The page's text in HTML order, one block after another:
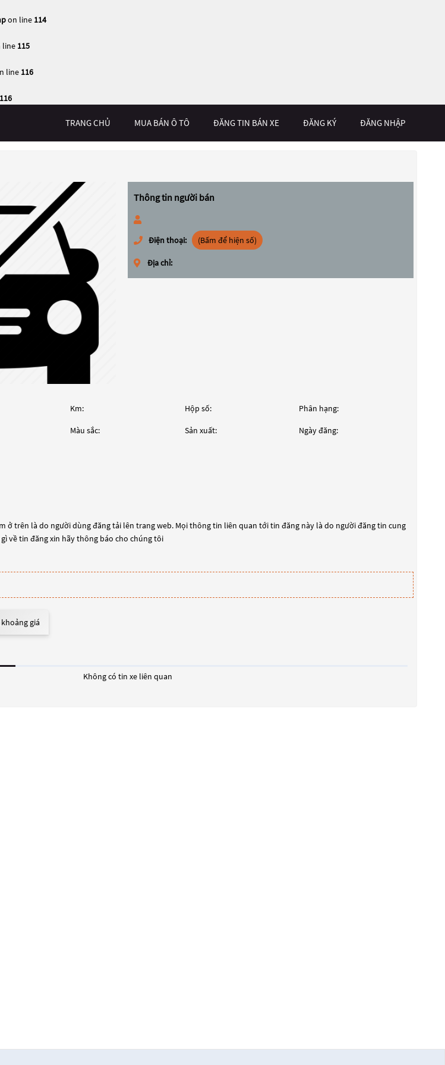
on line 114
line 115
line 116
116
TRANG CHỦ MUA BÁN Ô TÔ ĐĂNG TIN BÁN XE ĐĂNG KÝ ĐĂNG NHẬP
Thông tin người bán
Điện thoại: (Bấm để hiện số)
Địa chỉ:
Km: Hộp số: Phân hạng:
Màu sắc: Sản xuất: Ngày đăng:
ở trên là do người dùng đăng tải lên trang web. Mọi thông tin liên quan tới tin đăng này là do người đăng tin cung
về tin đăng xin hãy thông báo cho chúng tôi
giá
Không có tin xe liên quan